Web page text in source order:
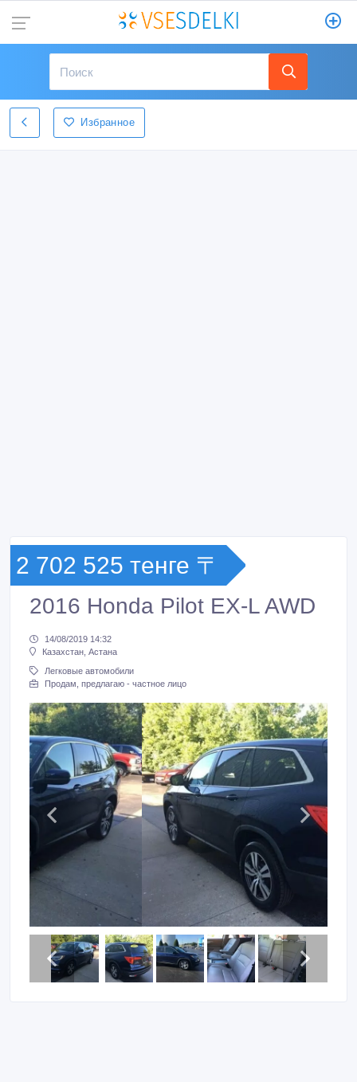
Избранное
2 702 525 тенге 〒
2016 Honda Pilot EX-L AWD
14/08/2019 14:32
Казахстан, Астана
Легковые автомобили
Продам, предлагаю - частное лицо